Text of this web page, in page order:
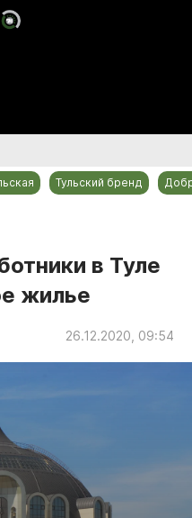
Тульский бренд
в Туле
жилье
26.12.2020, 09:54